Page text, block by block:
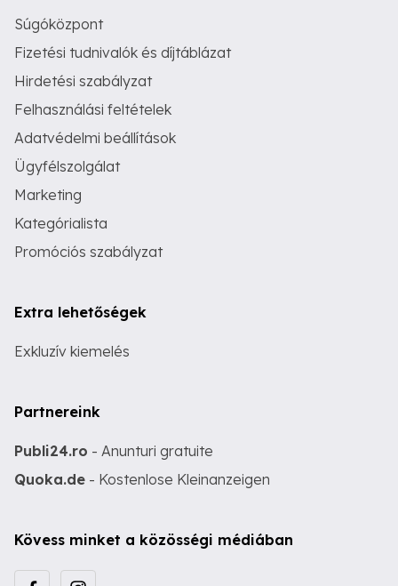
Súgóközpont
Fizetési tudnivalók és díjtáblázat
Hirdetési szabályzat
Felhasználási feltételek
Adatvédelmi beállítások
Ügyfélszolgálat
Marketing
Kategórialista
Promóciós szabályzat
Extra lehetőségek
Exkluzív kiemelés
Partnereink
Publi24.ro - Anunturi gratuite
Quoka.de - Kostenlose Kleinanzeigen
Kövess minket a közösségi médiában